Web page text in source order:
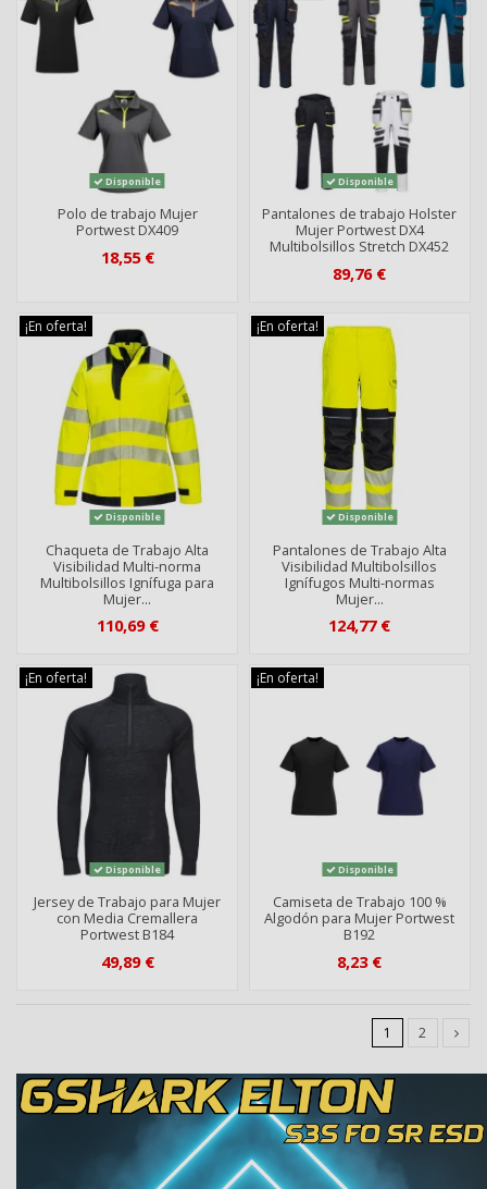
Disponible
Polo de trabajo Mujer
Portwest DX409
18,55 €
Disponible
Pantalones de trabajo Holster
Mujer Portwest DX4
Multibolsillos Stretch DX452
89,76 €
¡En oferta!
Disponible
Chaqueta de Trabajo Alta
Visibilidad Multi-norma
Multibolsillos Ignífuga para
Mujer...
110,69 €
¡En oferta!
Disponible
Pantalones de Trabajo Alta
Visibilidad Multibolsillos
Ignífugos Multi-normas
Mujer...
124,77 €
¡En oferta!
Disponible
Jersey de Trabajo para Mujer
con Media Cremallera
Portwest B184
49,89 €
¡En oferta!
Disponible
Camiseta de Trabajo 100 %
Algodón para Mujer Portwest
B192
8,23 €
1 2